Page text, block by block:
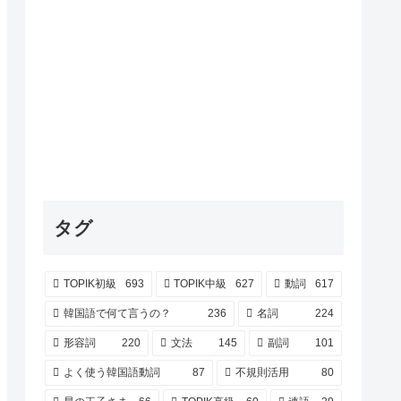
タグ
TOPIK初級 693 TOPIK中級 627 動詞 617
韓国語で何て言うの？ 236 名詞 224
形容詞 220 文法 145 副詞 101
よく使う韓国語動詞 87 不規則活用 80